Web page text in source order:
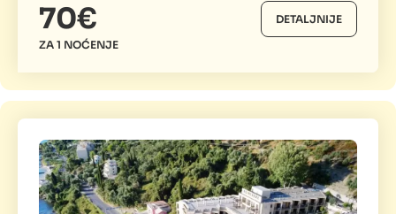
70€
ZA 1 NOĆENJE
DETALJNIJE